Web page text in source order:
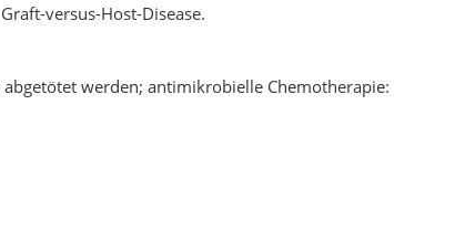
versus-Host-Disease.
werden; antimikrobielle Chemotherapie: